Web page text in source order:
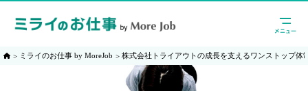
ミライのお仕事 by MoreJob 株式会社トライアウトの成長を支えるワンストップ体